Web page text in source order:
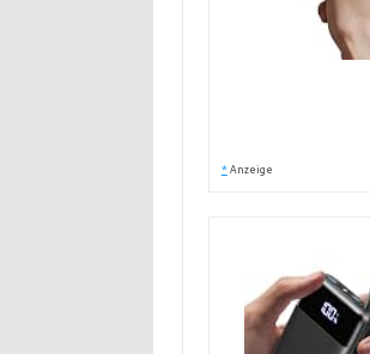
* Anzeige